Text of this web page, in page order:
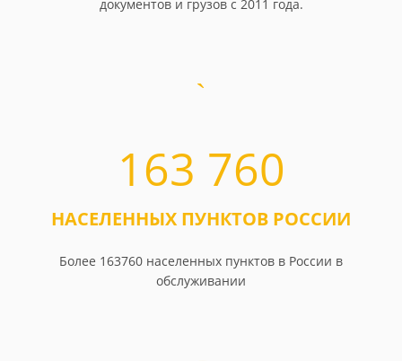
документов и грузов с 2011 года.
163 760
НАСЕЛЕННЫХ ПУНКТОВ РОССИИ
Более 163760 населенных пунктов в России в
обслуживании